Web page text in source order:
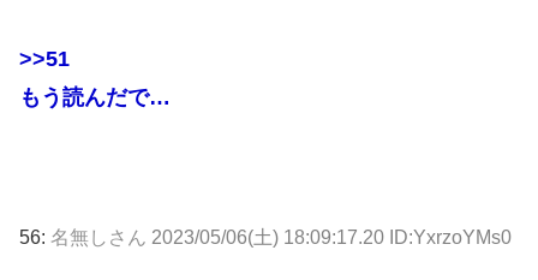
>>51
もう読んだで…
56: 名無しさん 2023/05/06(土) 18:09:17.20 ID:YxrzoYMs0